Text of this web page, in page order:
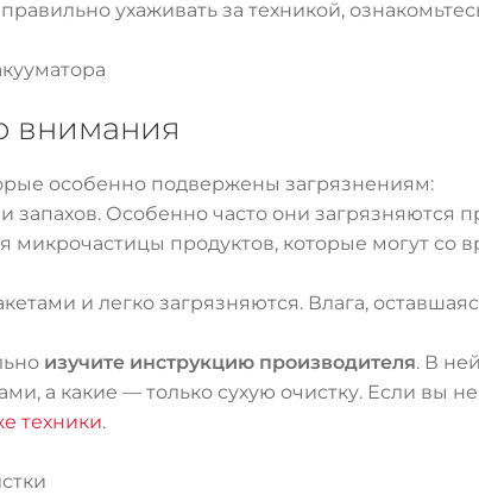
ухаживать за техникой,
внимания
особенно подвержены загрязнениям:
Особенно часто они загрязняются
микрочастицы продуктов, которые могут со
и легко загрязняются. Влага,
изучите инструкцию производителя. В
а какие — только сухую очистку. Если вы
техники.